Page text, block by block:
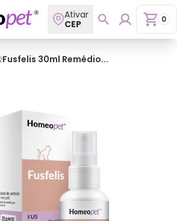
Ativar
CEP
0
Fusfelis 30ml Remédio...